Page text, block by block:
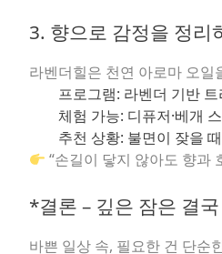
3. 향으로 감정을 정리
라벤더힐은 천연 아로마 오일
프로그램: 라벤더 기반
체험 가능: 디퓨저·베개
추천 상황: 불면이 잦을
“손길이 닿지 않아도 향과
*결론 – 깊은 잠은 결국
바쁜 일상 속, 필요한 건 단순